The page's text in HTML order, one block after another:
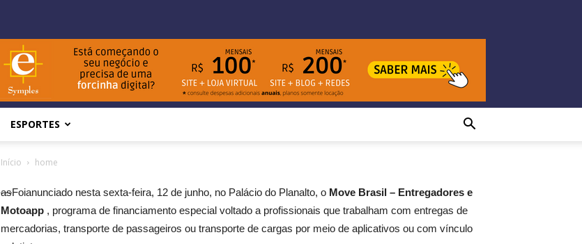
ESPORTES
Início home
asFoianunciado nesta sexta-feira, 12 de junho, no Palácio do Planalto, o Move Brasil – Entregadores e
Motoapp , programa de financiamento especial voltado a profissionais que trabalham com entregas de
mercadorias, transporte de passageiros ou transporte de cargas por meio de aplicativos ou com vínculo